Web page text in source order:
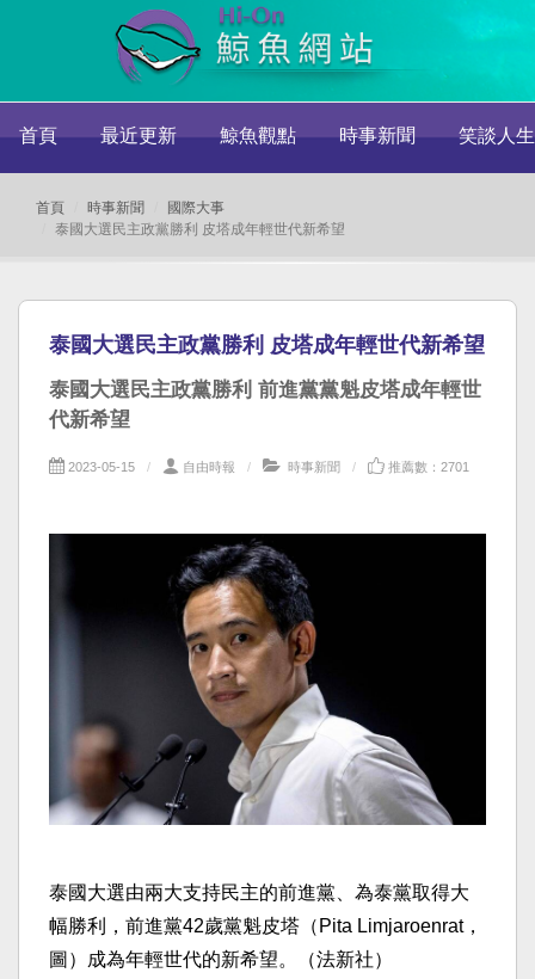
首頁 最近更新 鯨魚觀點 時事新聞 笑談人生
首頁 時事新聞
國際大事
泰國大選民主政黨勝利 皮塔成年輕世代新希望
泰國大選民主政黨勝利 皮塔成年輕世代新希望
泰國大選民主政黨勝利 前進黨黨魁皮塔成年輕世
代新希望
2023-05-15 自由時報 時事新聞 推薦數：2701
泰國大選由兩大支持民主的前進黨、為泰黨取得大
幅勝利，前進黨42歲黨魁皮塔（Pita Limjaroenrat，
圖）成為年輕世代的新希望。（法新社）